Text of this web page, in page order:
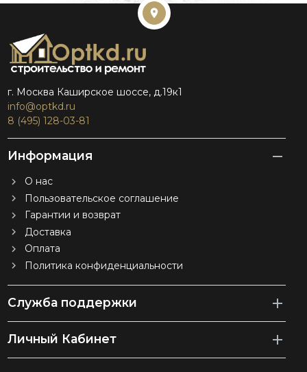
г. Москва Каширское шоссе, д.19к1
info@optkd.ru
8 (495) 128-03-81
Информация
О нас
Пользовательское соглашение
Гарантии и возврат
Доставка
Оплата
Политика конфиденциальности
Служба поддержки
Личный Кабинет